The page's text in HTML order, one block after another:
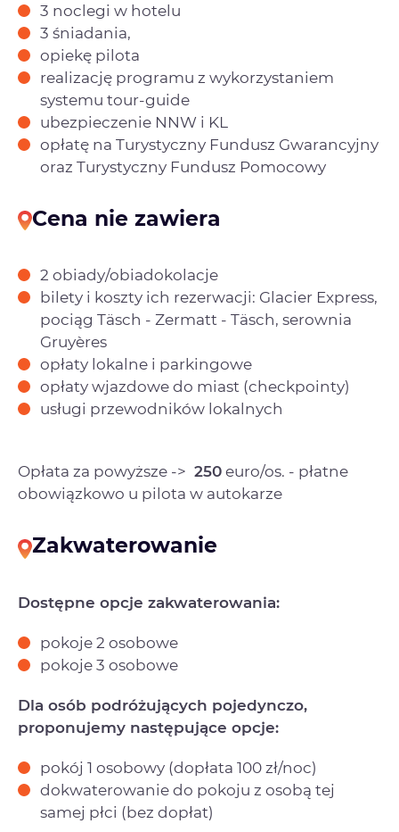
3 noclegi w hotelu
3 śniadania,
opiekę pilota
realizację programu z wykorzystaniem
systemu tour-guide
ubezpieczenie NNW i KL
opłatę na Turystyczny Fundusz Gwarancyjny
oraz Turystyczny Fundusz Pomocowy
Cena nie zawiera
2 obiady/obiadokolacje
bilety i koszty ich rezerwacji: Glacier Express,
pociąg Täsch - Zermatt - Täsch, serownia
Gruyères
opłaty lokalne i parkingowe
opłaty wjazdowe do miast (checkpointy)
usługi przewodników lokalnych
Opłata za powyższe -> 250 euro/os. - płatne
obowiązkowo u pilota w autokarze
Zakwaterowanie
Dostępne opcje zakwaterowania:
pokoje 2 osobowe
pokoje 3 osobowe
Dla osób podróżujących pojedynczo,
proponujemy następujące opcje:
pokój 1 osobowy (dopłata 100 zł/noc)
dokwaterowanie do pokoju z osobą tej
samej płci (bez dopłat)